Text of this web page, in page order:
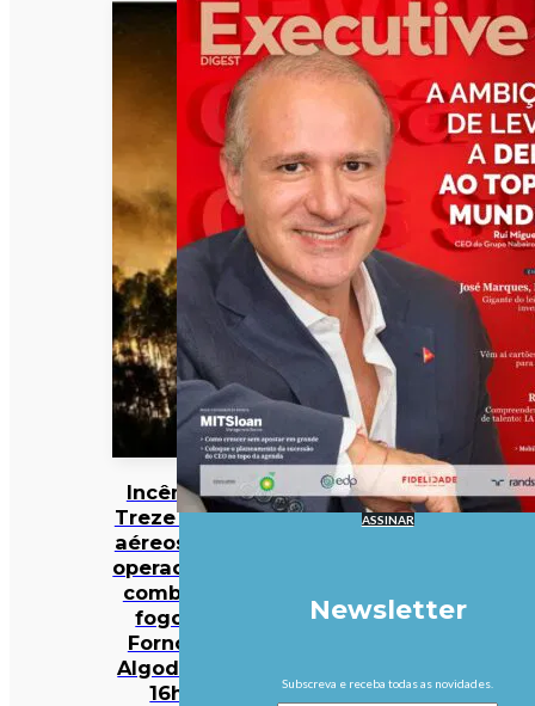
Incêndios:
Treze meios
aéreos e 301
operacionais
combatem
fogo em
Fornos de
Algodres às
16h50
ASSINAR
Newsletter
Subscreva e receba todas as novidades.